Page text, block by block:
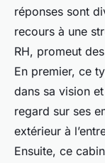
réponses sont
recours à une
RH, promeut
En premier, ce
dans sa vision
regard sur ses
extérieur à
Ensuite, ce